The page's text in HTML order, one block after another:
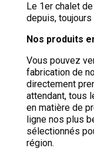
Le 1er chalet
depuis,
Nos produits
Vous pouvez
fabrication de
directement
attendant, tous
en matière de
ligne nos plus
sélectionnés
région.